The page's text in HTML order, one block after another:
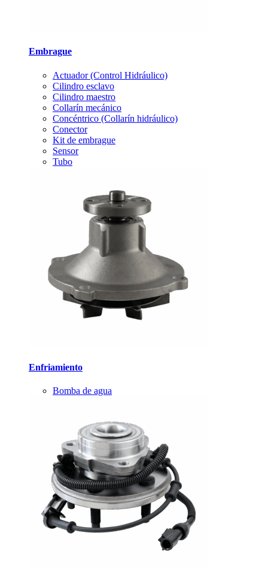
Embrague
Actuador (Control Hidráulico)
Cilindro esclavo
Cilindro maestro
Collarín mecánico
Concéntrico (Collarín hidráulico)
Conector
Kit de embrague
Sensor
Tubo
Enfriamiento
Bomba de agua